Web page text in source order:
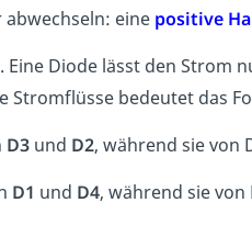
eine positive
. Eine Diode lässt den Strom
Stromflüsse bedeutet das
D3 und D2, während sie von
D1 und D4, während sie